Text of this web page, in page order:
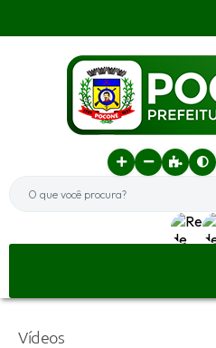
O que você procura?
Vídeos